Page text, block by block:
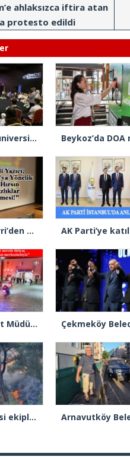
ahlaksızca iftira atan
protesto edildi
Arnavutköy’de üniversite adaylarına tercih desteği
Şadi Yazıcı, “Silivri’den alınan talimatla hakkımda karalama kampanyası yürütülüyor”
İstanbul Emniyet Müdürlüğünden “Gök Kubbe’de, Mavi Vatan’da, Şanlı Topraklarda: İstanbul Emniyeti Her Yerde” paylaşımı
Pendik Belediyesi ekipleri Balıkesir’deki orman yangınına müdahale ediyor